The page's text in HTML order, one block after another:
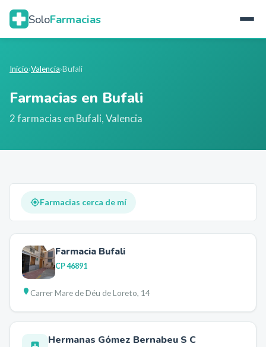
SoloFarmacias
Inicio›Valencia›Bufali
Farmacias en Bufali
2farmacias en Bufali,Valencia
Farmacias cerca de mí
Farmacia Bufali
CP46891
Carrer Mare de Déu de Loreto, 14
Hermanas Gómez Bernabeu S C